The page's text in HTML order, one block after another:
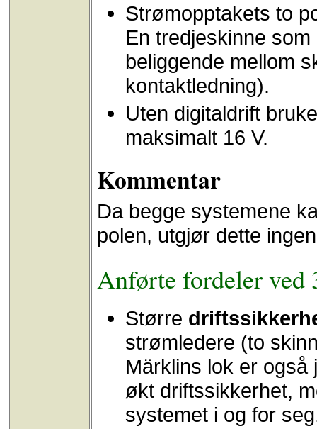
Strømopptakets to
En tredjeskinne
beliggende mellom
kontaktledning).
Uten digitaldrift
maksimalt 16 V.
Kommentar
Da begge systemene
polen, utgjør dette
Anførte fordeler ved
Større
strømledere (to
Märklins lok er også
økt driftssikkerhet,
systemet i og for